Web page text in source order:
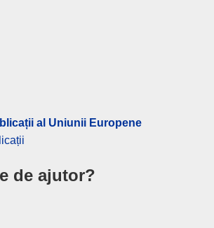
al Uniunii Europene
de ajutor?